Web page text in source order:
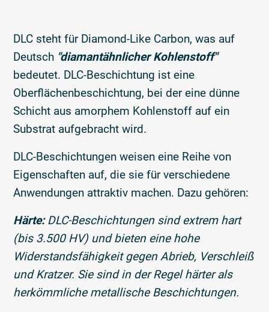
DLC steht für Diamond-Like Carbon, was auf
Deutsch "diamantähnlicher Kohlenstoff"
bedeutet. DLC-Beschichtung ist eine
Oberflächenbeschichtung, bei der eine dünne
Schicht aus amorphem Kohlenstoff auf ein
Substrat aufgebracht wird.
DLC-Beschichtungen weisen eine Reihe von
Eigenschaften auf, die sie für verschiedene
Anwendungen attraktiv machen. Dazu gehören:
Härte:DLC-Beschichtungen sind extrem hart
(bis 3.500 HV) und bieten eine hohe
Widerstandsfähigkeit gegen Abrieb, Verschleiß
und Kratzer. Sie sind in der Regel härter als
herkömmliche metallische Beschichtungen.